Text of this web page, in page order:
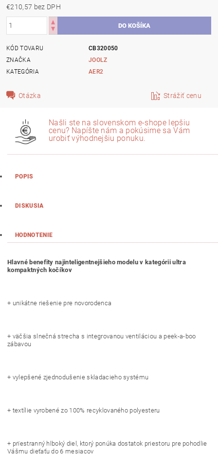
€210,57 bez DPH
KÓD TOVARU
CB320050
ZNAČKA
JOOLZ
KATEGÓRIA
AER2
Otázka Strážiť cenu
Našli ste na slovenskom e-shope lepšiu
cenu? Napíšte nám a pokúsime sa Vám
urobiť výhodnejšiu ponuku.
POPIS
DISKUSIA
HODNOTENIE
Hlavné benefity najinteligentnejšieho modelu v kategórii ultra
kompaktných kočíkov
+ unikátne riešenie pre novorodenca
+ väčšia slnečná strecha s integrovanou ventiláciou a peek-a-boo
zábavou
+ vylepšené zjednodušenie skladacieho systému
+ textílie vyrobené zo 100% recyklovaného polyesteru
+ prïestranný hlboký diel, ktorý ponúka dostatok priestoru pre pohodlie
Vášmu dieťaťu do 6 mesiacov